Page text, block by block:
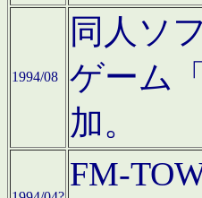
1994/08
同人ソ
ゲーム
加。
FM-